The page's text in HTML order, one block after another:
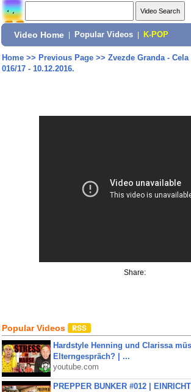
Video Home Popular Videos K-POP
Home>> Previous Page>> Zvezde Granda -
016/17 - 10.12.2016.
Share:
Popular Videos
Hardstyle Henning und Clarissa
Elterngespräch? | ...
youtube.com
PREPPER BUNKER #012 |